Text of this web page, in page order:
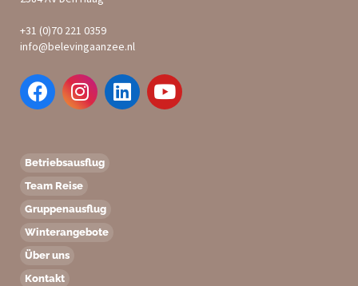
+31 (0)70 221 0359
info@belevingaanzee.nl
Betriebsausflug
Team Reise
Gruppenausflug
Winterangebote
Über uns
Kontakt